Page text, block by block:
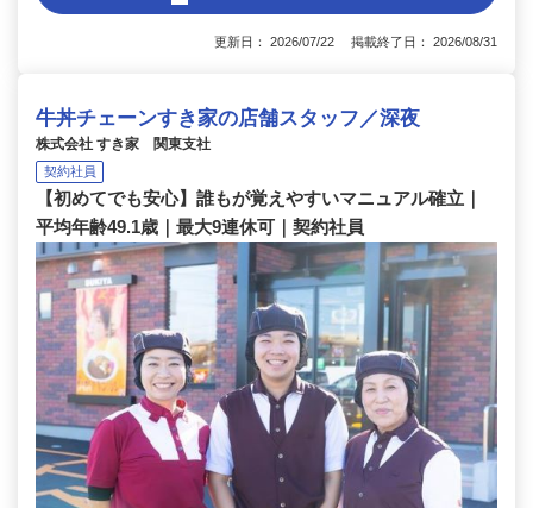
更新日： 2026/07/22 掲載終了日： 2026/08/31
牛丼チェーンすき家の店舗スタッフ／深夜
株式会社 すき家 関東支社
契約社員
【初めてでも安心】誰もが覚えやすいマニュアル確立｜
平均年齢49.1歳｜最大9連休可｜契約社員